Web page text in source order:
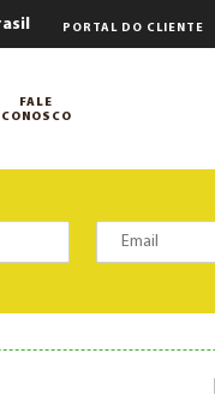
FALE
CONOSCO
PORTAL DO CLIENTE